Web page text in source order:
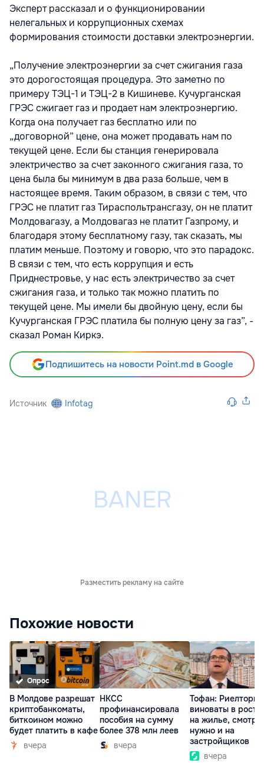
Эксперт рассказал и о функционировании
нелегальных и коррупционных схемах
формирования стоимости доставки электроэнергии.
„Получение электроэнергии за счет сжигания газа
это дорогостоящая процедура. Это заметно по
примеру ТЭЦ-1 и ТЭЦ-2 в Кишиневе. Кучурганская
ГРЭС сжигает газ и продает нам электроэнергию.
Когда она получает газ бесплатно или по
„договорной” цене, она может продавать нам по
текущей цене. Если бы станция генерировала
электричество за счет законного сжигания газа, то
цена была бы минимум в два раза больше, чем в
настоящее время. Таким образом, в связи с тем, что
ГРЭС не платит газ Тираспольтрансгазу, он не платит
Молдовагазу, а Молдовагаз не платит Газпрому, и
благодаря этому бесплатному газу, так сказать, мы
платим меньше. Поэтому и говорю, что это парадокс.
В связи с тем, что есть коррупция и есть
Приднестровье, у нас есть электричество за счет
сжигания газа, и только так можно платить по
текущей цене. Мы имели бы двойную цену, если бы
Кучурганская ГРЭС платила бы полную цену за газ”, -
сказал Роман Киркэ.
Подпишитесь на новости Point.md в Google
Источник Infotag
Разместить рекламу на сайте
Похожие новости
Опрос
В Молдове разрешат
криптобанкоматы,
биткоином можно
будет платить в кафе
вчера
НКСС
профинансировала
пособия на сумму
более 378 млн леев
вчера
Тофан: Риелторы
виноваты в росте
на жилье,
нужно и на
застройщиков
вчера